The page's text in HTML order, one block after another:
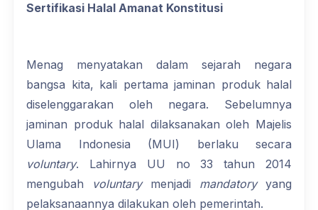
Sertifikasi Halal Amanat Konstitusi
Menag menyatakan dalam sejarah negara
bangsa kita, kali pertama jaminan produk halal
diselenggarakan oleh negara. Sebelumnya
jaminan produk halal dilaksanakan oleh Majelis
Ulama Indonesia (MUI) berlaku secara
voluntary. Lahirnya UU no 33 tahun 2014
mengubah voluntarymenjadi mandatory yang
pelaksanaannya dilakukan oleh pemerintah.